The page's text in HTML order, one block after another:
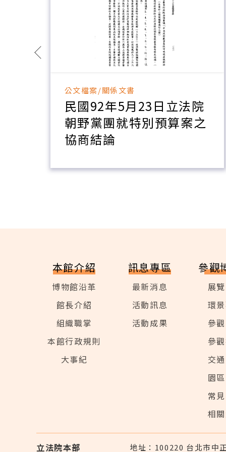
公文檔案/關係文書
民國92年5月23日立法院
朝野黨團就特別預算案之
協商結論
本館介紹
博物館沿革
館長介紹
組織職掌
本館行政規則
大事紀
訊息專區
最新消息
活動訊息
活動成果
參觀
展
環
參
參
交
園
常
相
立法院本部 地址：100220 台北市中